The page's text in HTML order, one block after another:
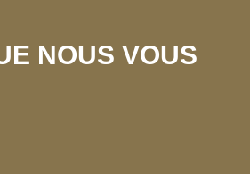
NOUS VOUS